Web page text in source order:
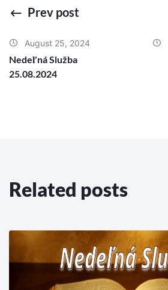
Prev post
August 25, 2024
Nedeľná Služba
25.08.2024
Related posts